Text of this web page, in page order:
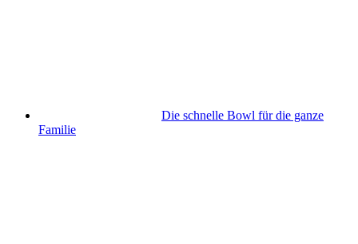
Die schnelle Bowl für die ganze
Familie